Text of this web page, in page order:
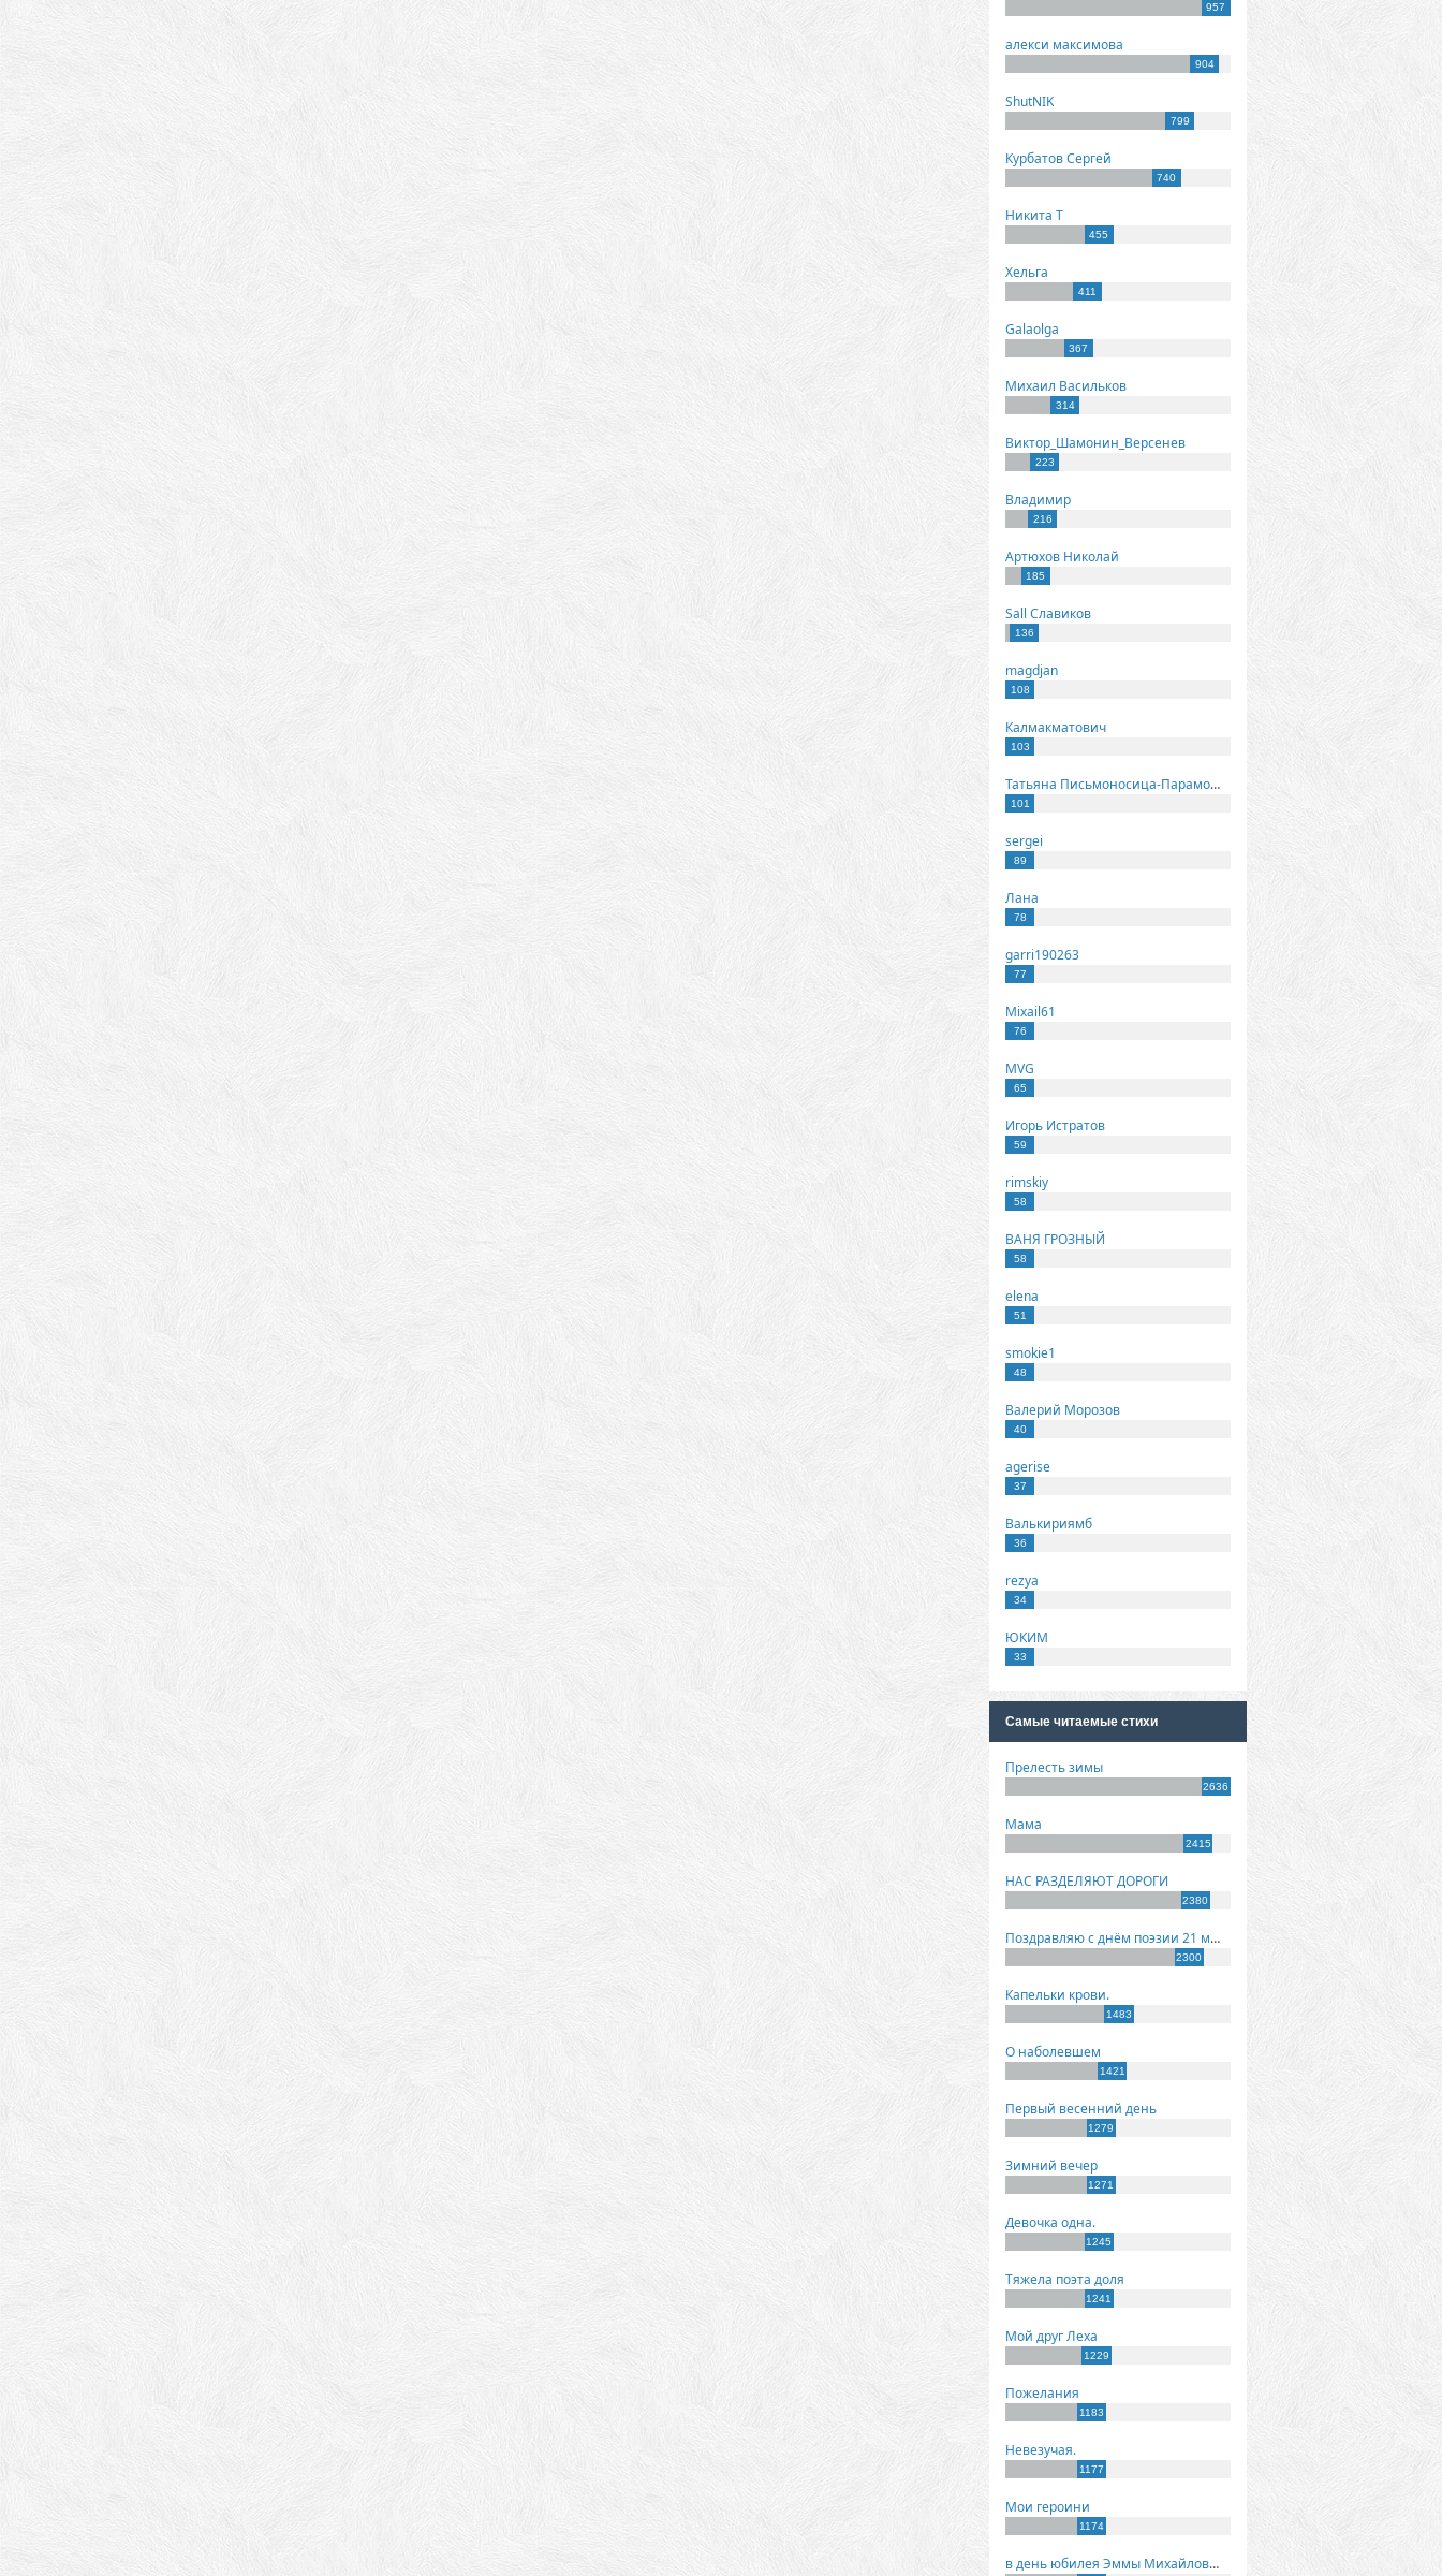
957
алекси максимова
904
ShutNIK
799
Курбатов Сергей
740
Никита Т
455
Хельга
411
Galaolga
367
Михаил Васильков
314
Виктор_Шамонин_Версенев
223
Владимир
216
Артюхов Николай
185
Sall Славиков
136
magdjan
108
Калмакматович
103
Татьяна Письмоносица-Парамонова
101
sergei
89
Лана
78
garri190263
77
Mixail61
76
MVG
65
Игорь Истратов
59
rimskiy
58
ВАНЯ ГРОЗНЫЙ
58
elena
51
smokie1
48
Валерий Морозов
40
agerise
37
Валькириямб
36
rezya
34
ЮКИМ
33
Самые читаемые стихи
Прелесть зимы
2636
Мама
2415
НАС РАЗДЕЛЯЮТ ДОРОГИ
2380
Поздравляю с днём поэзии 21 марта!
2300
Капельки крови.
1483
О наболевшем
1421
Первый весенний день
1279
Зимний вечер
1271
Девочка одна.
1245
Тяжела поэта доля
1241
Мой друг Леха
1229
Пожелания
1183
Невезучая.
1177
Мои героини
1174
в день юбилея Эммы Михайловны Киселевой